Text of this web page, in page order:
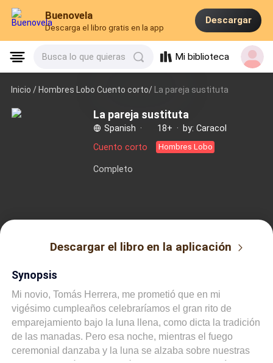
Buenovela
Descarga el libro gratis en la app
Descargar
Busca lo que quieras Mi biblioteca
Inicio /Hombres Lobo Cuento corto/ La pareja sustituta
La pareja sustituta
Spanish · 18+ ·
by: Caracol
Cuento corto
Hombres Lobo
Completo
Descargar el libro en la aplicación
Synopsis
Mi novio, Tomás Herrera, me prometió que en mi
vigésimo cumpleaños celebraríamos el gran rito de
emparejamiento bajo la luna llena, como dicta la tradición
de las manadas. Pero esa noche, mientras el fuego
ceremonial danzaba y la luna se alzaba sobre nuestras